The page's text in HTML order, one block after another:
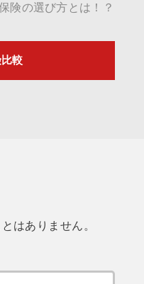
険の選び方とは！？
較
はありません。